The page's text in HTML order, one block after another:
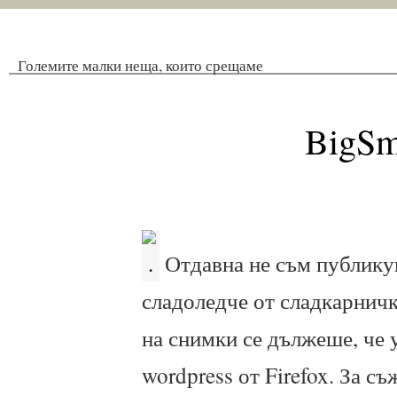
Големите малки неща, които срещаме
Отдавна не съм
сладоледче от
на снимки се дължеше, че
wordpress от Firefox. За